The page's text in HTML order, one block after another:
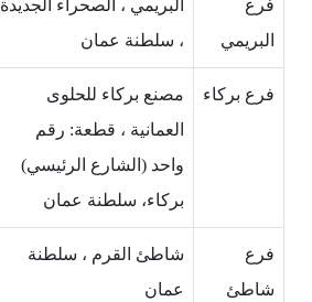
فرع
البريمي
البريمي ، الصحراء الجديدة
، سلطنة عمان
فرع بركاء
مصنع بركاء للحلوى
العمانية ، قطعة: رقم
واحد (الشارع الرئيسي)
بركاء، سلطنة عمان
فرع
شاطئ
شاطئ القرم ، سلطنة
عمان